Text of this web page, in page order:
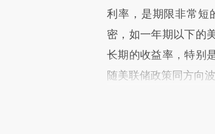
利率，是期限非常短
密，如一年期以下的
长期的收益率，特别
随美联储政策同方向波